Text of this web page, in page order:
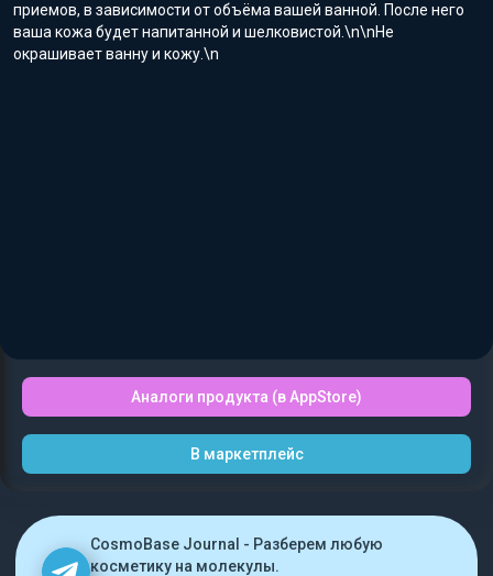
приемов, в зависимости от объёма вашей ванной. После него
ваша кожа будет напитанной и шелковистой.\n\nНе
окрашивает ванну и кожу.\n
Аналоги продукта (в AppStore)
В маркетплейс
CosmoBase Journal - Разберем любую
косметику на молекулы.